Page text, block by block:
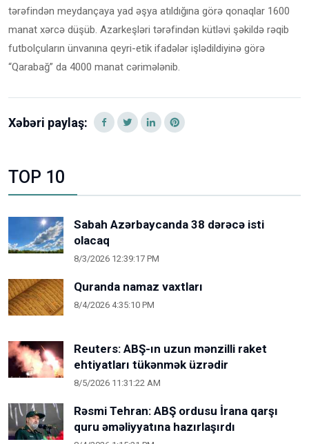
tərəfindən meydançaya yad əşya atıldığına görə qonaqlar 1600
manat xərcə düşüb. Azarkeşləri tərəfindən kütləvi şəkildə rəqib
futbolçuların ünvanına qeyri-etik ifadələr işlədildiyinə görə
“Qarabağ” da 4000 manat cərimələnib.
Xəbəri paylaş:
TOP 10
Sabah Azərbaycanda 38 dərəcə isti
olacaq
8/3/2026 12:39:17 PM
Quranda namaz vaxtları
8/4/2026 4:35:10 PM
Reuters: ABŞ-ın uzun mənzilli raket
ehtiyatları tükənmək üzrədir
8/5/2026 11:31:22 AM
Rəsmi Tehran: ABŞ ordusu İrana qarşı
quru əməliyyatına hazırlaşırdı